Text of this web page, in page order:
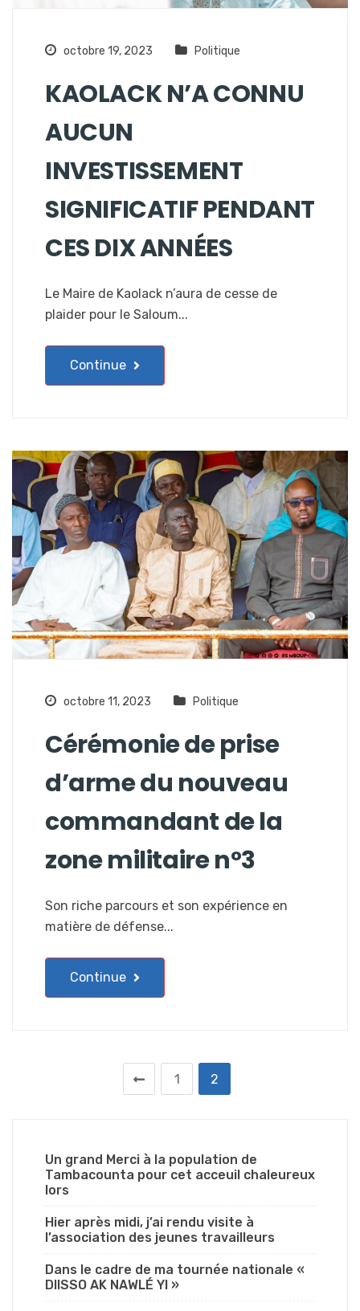
octobre 19, 2023 Politique
KAOLACK N’A CONNU
AUCUN
INVESTISSEMENT
SIGNIFICATIF PENDANT
CES DIX ANNÉES
Le Maire de Kaolack n’aura de cesse de
plaider pour le Saloum...
Continue
octobre 11, 2023 Politique
Cérémonie de prise
d’arme du nouveau
commandant de la
zone militaire n°3
Son riche parcours et son expérience en
matière de défense...
Continue
1 2
Un grand Merci à la population de
Tambacounta pour cet acceuil chaleureux
lors
Hier après midi, j’ai rendu visite à
l’association des jeunes travailleurs
Dans le cadre de ma tournée nationale «
DIISSO AK NAWLÉ YI »